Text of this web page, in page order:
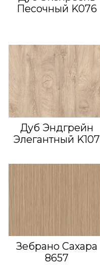
Песочный K076
Дуб Эндгрейн
Элегантный K107
Зебрано Сахара
8657